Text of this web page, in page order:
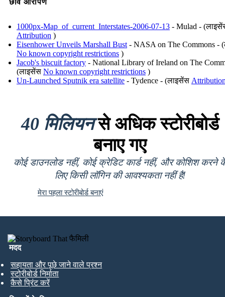
1000px-Map_of_current_Interstates-2006-07-13 - Mulad -
Attribution )
Eisenhower Unveils Marshall Bust - NASA on The Commons -
No known copyright restrictions )
Jacob's biscuit factory - National Library of Ireland on The
(लाइसेंस No known copyright restrictions )
Un-Launched Sputnik era satellite - Tydence - (लाइसेंस
40 मिलियनसे अधिक स्टोरीबोर्ड
बनाए गए
कोई डाउनलोड नहीं, कोई क्रेडिट कार्ड नहीं, और कोशिश करने
लिए किसी लॉगिन की आवश्यकता नहीं है!
मेरा पहला स्टोरीबोर्ड बनाएं
मदद
सहायता और पूछे जाने वाले प्रश्न
स्टोरीबोर्ड निर्माता
कैसे प्रिंट करें